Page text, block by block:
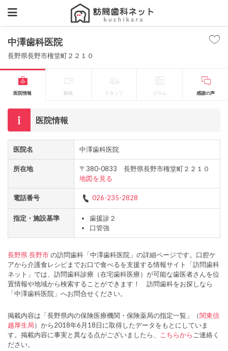
中澤歯科医院
長野県長野市権堂町２２１０
医院情報 動画 スタッフ コラム 感謝の声
医院情報
医院名 中澤歯科医院
所在地
〒380-0833 長野県長野市権堂町２２１０
地図を見る
電話番号 026-235-2828
指定・施設基準
歯援診２
口管強
長野県 長野市の訪問歯科「中澤歯科医院」の詳細ページです。口腔ケ
アから介護食レシピまでお口で食べるを支援する情報サイト「訪問歯科
ネット」では、訪問歯科診療（在宅歯科医療）が可能な歯医者さんを位
置情報や地域から検索することができます！ 訪問歯科をお探しなら
「中澤歯科医院」へお問合せください。
掲載内容は「長野県内の保険医療機関・保険薬局の指定一覧」（関東信
越厚生局）から2018年6月18日に取得したデータをもとにしていま
す。掲載内容に事実と異なる点がございましたら、
こちらから ご連絡く
ださい。